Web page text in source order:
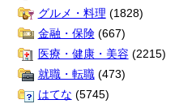
グルメ・料理 (1828)
金融・保険(667)
医療・健康・美容 (2215)
就職・転職(473)
はてな (5745)